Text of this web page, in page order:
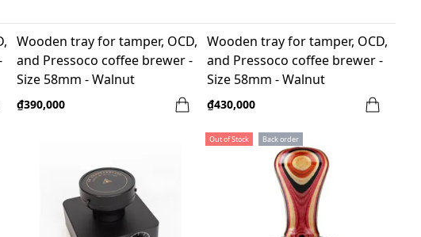
Wooden tray for tamper, OCD,
and Pressoco coffee brewer -
Size 58mm - Walnut
₫390,000
Wooden tray for tamper, OCD,
and Pressoco coffee brewer -
Size 58mm - Walnut
₫430,000
Out of Stock Back order